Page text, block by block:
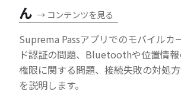
ん → コンテンツを見る
Suprema Passアプリでのモバイルカ
ド認証の問題、Bluetoothや位置情報
権限に関する問題、接続失敗の対処
を説明します。